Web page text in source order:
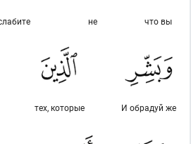
что вы
не
И обрадуй же
тех, которые